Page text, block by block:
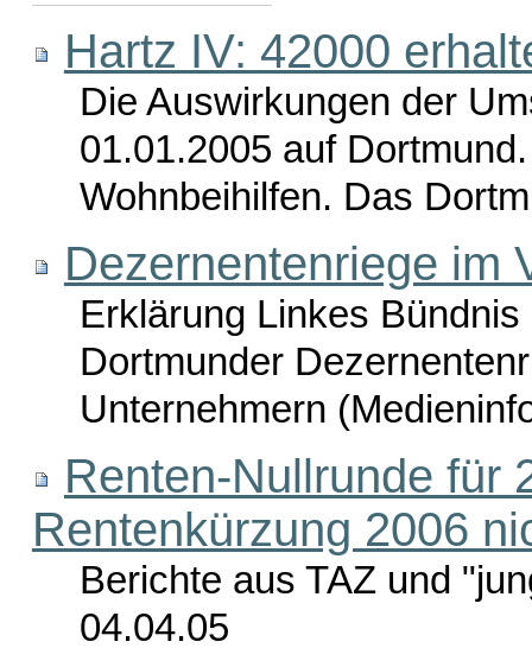
Hartz IV: 42000
Die Auswirkungen der
01.01.2005 auf
Wohnbeihilfen. Das
Dezernentenriege im
Erklärung Linkes
Dortmunder
Unternehmern
Renten-Nullrunde für
Rentenkürzung 2006
Berichte aus TAZ und
04.04.05